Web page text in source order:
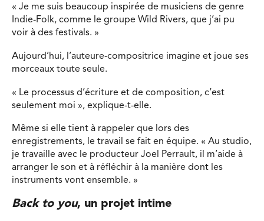
« Je me suis beaucoup inspirée de musiciens de genre
Indie-Folk, comme le groupe Wild Rivers, que j’ai pu
voir à des festivals. »
Aujourd’hui, l’auteure-compositrice imagine et joue ses
morceaux toute seule.
« Le processus d’écriture et de composition, c’est
seulement moi », explique-t-elle.
Même si elle tient à rappeler que lors des
enregistrements, le travail se fait en équipe. « Au studio,
je travaille avec le producteur Joel Perrault, il m’aide à
arranger le son et à réfléchir à la manière dont les
instruments vont ensemble. »
Back to you, un projet intime